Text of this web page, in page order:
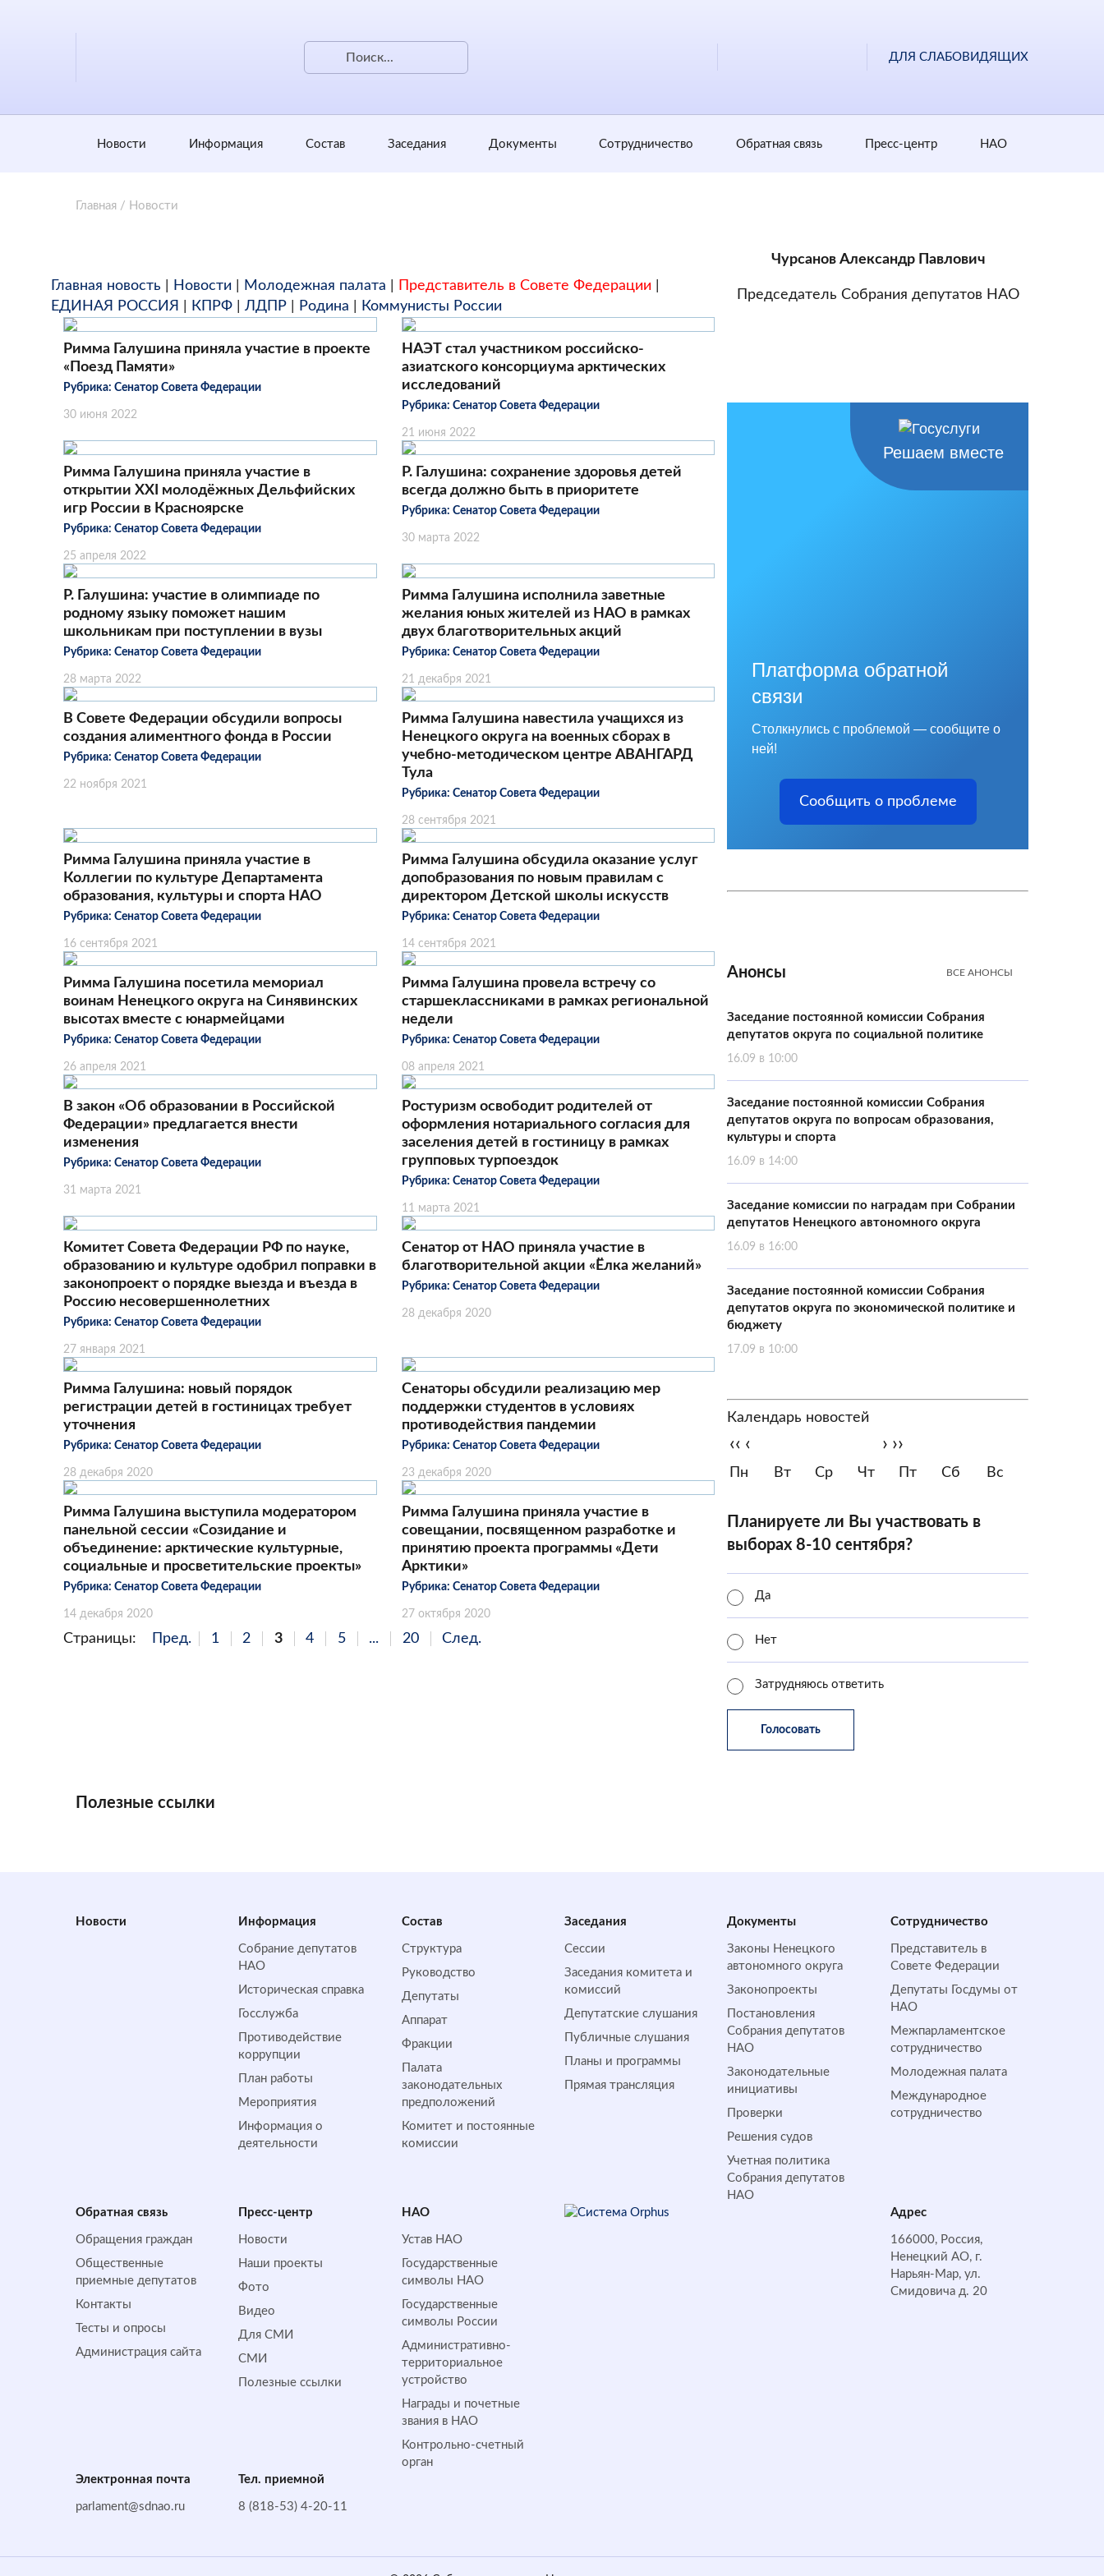
ДЛЯ СЛАБОВИДЯЩИХ
Новости Информация Состав Заседания Документы Сотрудничество Обратная cвязь Пресс-центр НАО
Главная / Новости
Главная новость Новости Молодежная палата Представитель в Совете Федерации
ЕДИНАЯ РОССИЯ
КПРФ ЛДПР Родина Коммунисты России
Римма Галушина приняла участие в проекте
«Поезд Памяти»
Рубрика: Сенатор Совета Федерации
30 июня 2022
НАЭТ стал участником российско-
азиатского консорциума арктических
исследований
Рубрика: Сенатор Совета Федерации
21 июня 2022
Римма Галушина приняла участие в
открытии XXI молодёжных Дельфийских
игр России в Красноярске
Рубрика: Сенатор Совета Федерации
25 апреля 2022
Р. Галушина: сохранение здоровья детей
всегда должно быть в приоритете
Рубрика: Сенатор Совета Федерации
30 марта 2022
Р. Галушина: участие в олимпиаде по
родному языку поможет нашим
школьникам при поступлении в вузы
Рубрика: Сенатор Совета Федерации
28 марта 2022
Римма Галушина исполнила заветные
желания юных жителей из НАО в рамках
двух благотворительных акций
Рубрика: Сенатор Совета Федерации
21 декабря 2021
В Совете Федерации обсудили вопросы
создания алиментного фонда в России
Рубрика: Сенатор Совета Федерации
22 ноября 2021
Римма Галушина навестила учащихся из
Ненецкого округа на военных сборах в
учебно-методическом центре АВАНГАРД
Тула
Рубрика: Сенатор Совета Федерации
28 сентября 2021
Римма Галушина приняла участие в
Коллегии по культуре Департамента
образования, культуры и спорта НАО
Рубрика: Сенатор Совета Федерации
16 сентября 2021
Римма Галушина обсудила оказание услуг
допобразования по новым правилам с
директором Детской школы искусств
Рубрика: Сенатор Совета Федерации
14 сентября 2021
Римма Галушина посетила мемориал
воинам Ненецкого округа на Синявинских
высотах вместе с юнармейцами
Рубрика: Сенатор Совета Федерации
26 апреля 2021
Римма Галушина провела встречу со
старшеклассниками в рамках региональной
недели
Рубрика: Сенатор Совета Федерации
08 апреля 2021
В закон «Об образовании в Российской
Федерации» предлагается внести
изменения
Рубрика: Сенатор Совета Федерации
31 марта 2021
Ростуризм освободит родителей от
оформления нотариального согласия для
заселения детей в гостиницу в рамках
групповых турпоездок
Рубрика: Сенатор Совета Федерации
11 марта 2021
Комитет Совета Федерации РФ по науке,
образованию и культуре одобрил поправки в
законопроект о порядке выезда и въезда в
Россию несовершеннолетних
Рубрика: Сенатор Совета Федерации
27 января 2021
Сенатор от НАО приняла участие в
благотворительной акции «Ёлка желаний»
Рубрика: Сенатор Совета Федерации
28 декабря 2020
Римма Галушина: новый порядок
регистрации детей в гостиницах требует
уточнения
Рубрика: Сенатор Совета Федерации
28 декабря 2020
Сенаторы обсудили реализацию мер
поддержки студентов в условиях
противодействия пандемии
Рубрика: Сенатор Совета Федерации
23 декабря 2020
Римма Галушина выступила модератором
панельной сессии «Созидание и
объединение: арктические культурные,
социальные и просветительские проекты»
Рубрика: Сенатор Совета Федерации
14 декабря 2020
Римма Галушина приняла участие в
совещании, посвященном разработке и
принятию проекта программы «Дети
Арктики»
Рубрика: Сенатор Совета Федерации
27 октября 2020
Страницы: Пред. 1 2 3 4 5 ... 20 След.
Чурсанов Александр Павлович
Председатель Собрания депутатов НАО
Решаем вместе
Платформа обратной
связи
Столкнулись с проблемой — сообщите о
ней!
Сообщить о проблеме
Анонсы ВСЕ АНОНСЫ
Заседание постоянной комиссии Собрания
депутатов округа по социальной политике
16.09 в 10:00
Заседание постоянной комиссии Собрания
депутатов округа по вопросам образования,
культуры и спорта
16.09 в 14:00
Заседание комиссии по наградам при Собрании
депутатов Ненецкого автономного округа
16.09 в 16:00
Заседание постоянной комиссии Собрания
депутатов округа по экономической политике и
бюджету
17.09 в 10:00
Календарь новостей
‹‹ ‹ › ››
Пн Вт Ср Чт Пт Сб Вс
Планируете ли Вы участвовать в
выборах 8-10 сентября?
Да
Нет
Затрудняюсь ответить
Полезные ссылки
Новости Информация
Собрание депутатов
НАО
Историческая справка
Госслужба
Противодействие
коррупции
План работы
Мероприятия
Информация о
деятельности
Состав
Структура
Руководство
Депутаты
Аппарат
Фракции
Палата
законодательных
предположений
Комитет и постоянные
комиссии
Заседания
Сессии
Заседания комитета и
комиссий
Депутатские слушания
Публичные слушания
Планы и программы
Прямая трансляция
Документы
Законы Ненецкого
автономного округа
Законопроекты
Постановления
Собрания депутатов
НАО
Законодательные
инициативы
Проверки
Решения судов
Учетная политика
Собрания депутатов
НАО
Сотрудничество
Представитель в
Совете Федерации
Депутаты Госдумы от
НАО
Межпарламентское
сотрудничество
Молодежная палата
Международное
сотрудничество
Обратная cвязь
Обращения граждан
Общественные
приемные депутатов
Контакты
Тесты и опросы
Администрация сайта
Пресс-центр
Новости
Наши проекты
Фото
Видео
Для СМИ
СМИ
Полезные ссылки
НАО
Устав НАО
Государственные
символы НАО
Государственные
символы России
Административно-
территориальное
устройство
Награды и почетные
звания в НАО
Контрольно-счетный
орган
Адрес
166000, Россия,
Ненецкий АО, г.
Нарьян-Мар, ул.
Смидовича д. 20
Электронная почта
parlament@sdnao.ru
Тел. приемной
8 (818-53) 4-20-11